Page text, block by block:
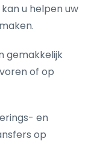
u helpen uw
gemakkelijk
of op
en
op